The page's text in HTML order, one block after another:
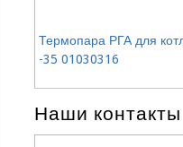
Термопара РГА для
-35 01030316
Наши контакты